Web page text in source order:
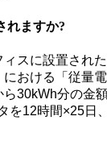
れますか?
スに設置され
における「従量
30kWh分の金
を12時間×25日